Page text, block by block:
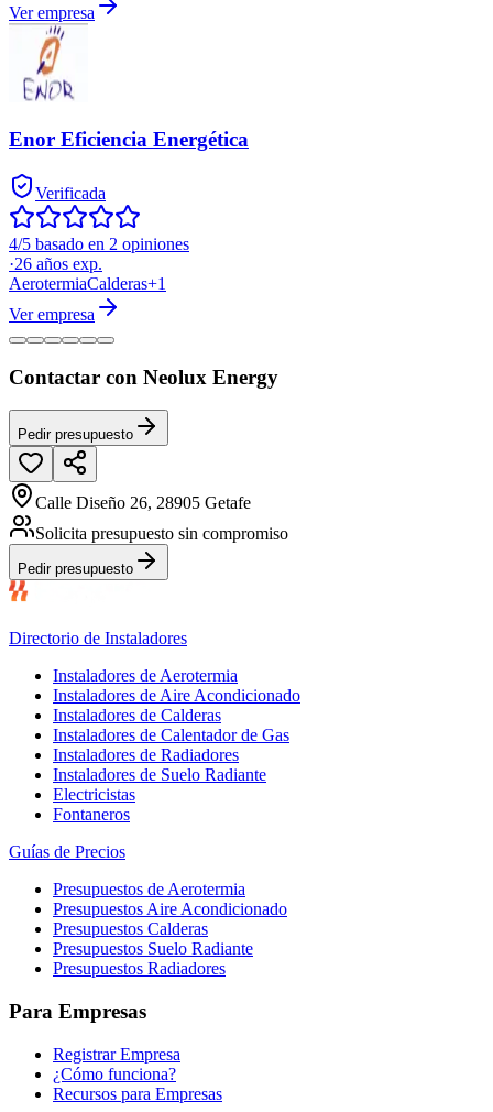
Ver empresa
Enor Eficiencia Energética
Verificada
4/5 basado en 2 opiniones
·26 años exp.
AerotermiaCalderas+1
Ver empresa
Contactar con Neolux Energy
Pedir presupuesto
Calle Diseño 26, 28905 Getafe
Solicita presupuesto sin compromiso
Pedir presupuesto
Directorio de Instaladores
Instaladores de Aerotermia
Instaladores de Aire Acondicionado
Instaladores de Calderas
Instaladores de Calentador de Gas
Instaladores de Radiadores
Instaladores de Suelo Radiante
Electricistas
Fontaneros
Guías de Precios
Presupuestos de Aerotermia
Presupuestos Aire Acondicionado
Presupuestos Calderas
Presupuestos Suelo Radiante
Presupuestos Radiadores
Para Empresas
Registrar Empresa
¿Cómo funciona?
Recursos para Empresas